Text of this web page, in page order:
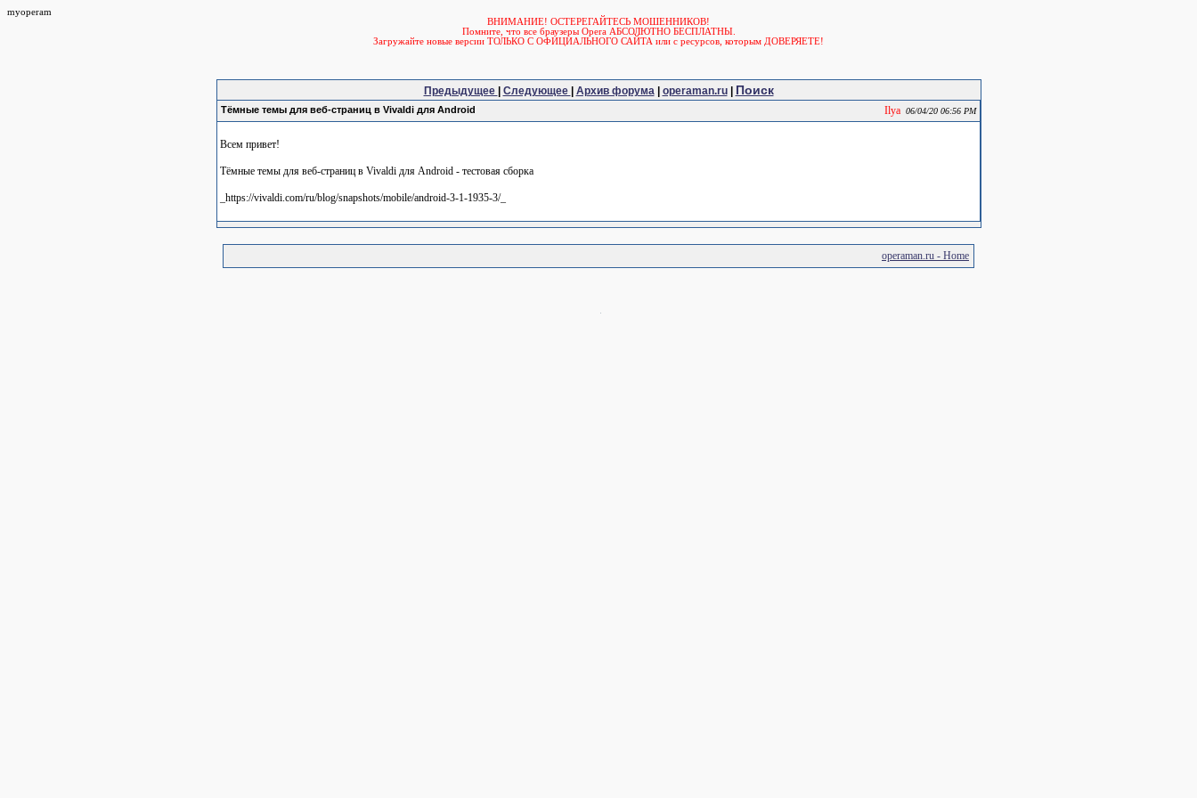
myoperam
ВНИМАНИЕ! ОСТЕРЕГАЙТЕСЬ МОШЕННИКОВ!
Помните, что все браузеры Opera АБСОЛЮТНО БЕСПЛАТНЫ.
Загружайте новые версии ТОЛЬКО С ОФИЦИАЛЬНОГО САЙТА или с ресурсов, которым ДОВЕРЯЕТЕ!
Предыдущее Следующее Архив форума| operaman.ru| Поиск
Тёмные темы для веб-страниц в Vivaldi для Android Ilya 06/04/20 06:56 PM
Всем привет!
Тёмные темы для веб-страниц в Vivaldi для Android - тестовая сборка
_https://vivaldi.com/ru/blog/snapshots/mobile/android-3-1-1935-3/_
operaman.ru - Home